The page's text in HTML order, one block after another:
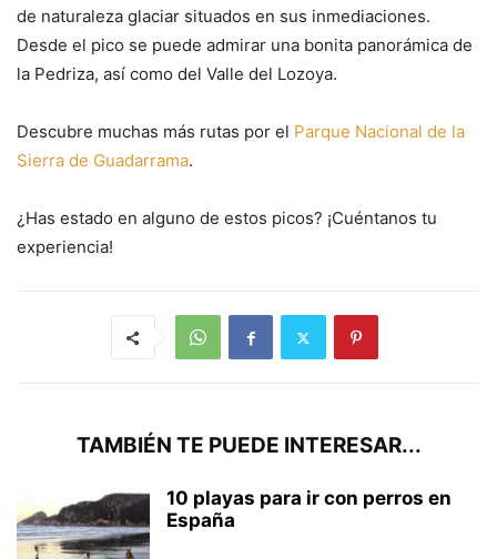
de naturaleza glaciar situados en sus inmediaciones.
Desde el pico se puede admirar una bonita panorámica de
la Pedriza, así como del Valle del Lozoya.
Descubre muchas más rutas por el Parque Nacional de la
Sierra de Guadarrama.
¿Has estado en alguno de estos picos? ¡Cuéntanos tu
experiencia!
TAMBIÉN TE PUEDE INTERESAR...
10 playas para ir con perros en
España